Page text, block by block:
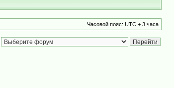
Часовой пояс: UTC + 3 часа